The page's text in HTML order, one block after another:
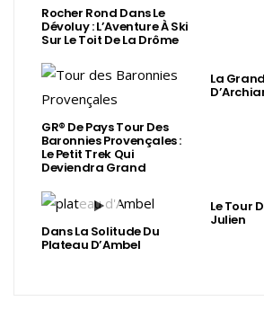
Rocher Rond Dans Le
Dévoluy : L’Aventure À Ski
Sur Le Toit De La Drôme
GR® De Pays Tour Des
Baronnies Provençales :
Le Petit Trek Qui
Deviendra Grand
La
Dans La Solitude Du
Plateau D’Ambel
Le Tour
Julien